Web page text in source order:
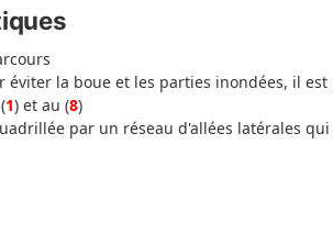
éviter la boue et les parties inondées, il
1) et au (8)
par un réseau d'allées latérales